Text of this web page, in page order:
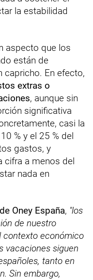
la estabilidad
aspecto que los
están de
capricho. En efecto,
extras o
, aunque sin
significativa
casi la
% y el 25 % del
gastos, y
cifra a menos del
nada en
Oney España, "los
de nuestro
contexto económico
vacaciones siguen
tanto en
Sin embargo,